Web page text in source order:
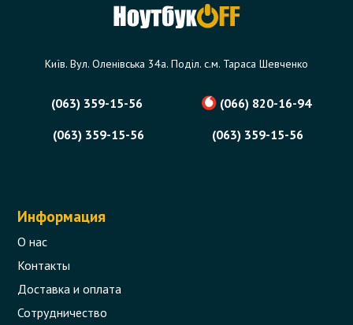
Київ. Вул. Оленівська 34а. Поділ. с.м. Тараса Шевченко
(063) 359-15-56
(066) 820-16-94
(063) 359-15-56
(063) 359-15-56
Информация
О нас
Контакты
Доставка и оплата
Сотрудничество